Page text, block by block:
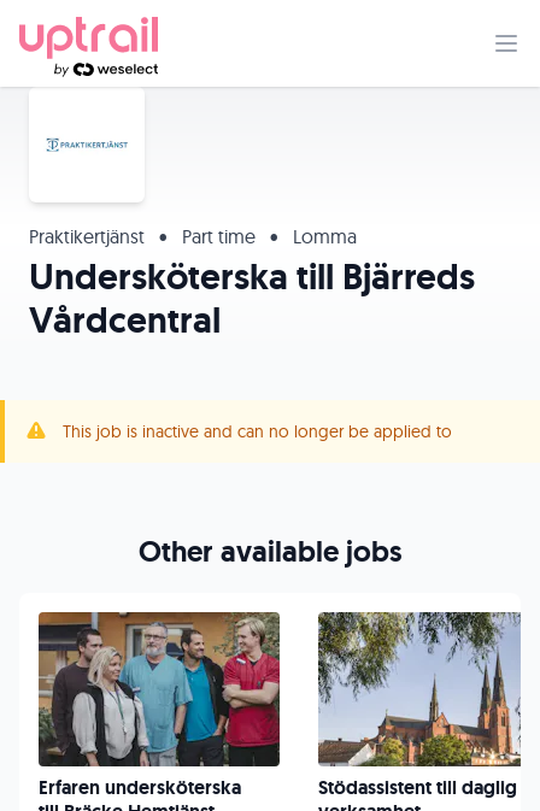
Praktikertjänst • Part time • Lomma
Undersköterska till Bjärreds
Vårdcentral
This job is inactive and can no longer be applied to
Other available jobs
Erfaren undersköterska
Stödassistent till daglig